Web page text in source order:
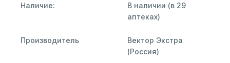
Наличие:
В наличии (в 29
аптеках)
Производитель
Вектор Экстра
(Россия)